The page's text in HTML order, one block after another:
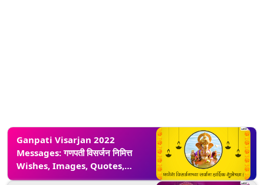
Ganpati Visarjan 2022
Messages: गणपती विसर्जन निमित्त
Wishes, Images, Quotes,
WhatsApp Status शेअर करून द्या